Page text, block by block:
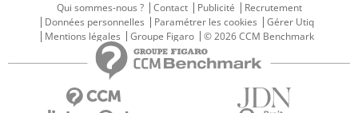
Qui sommes-nous ? Contact Publicité
Recrutement
Données personnelles
Paramétrer les cookies
Gérer Utiq
Mentions légales
Groupe Figaro © 2026 CCM Benchmark